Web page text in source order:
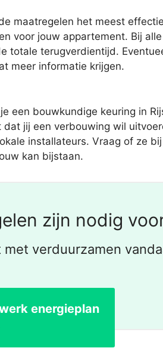
maatregelen het meest
voor jouw appartement. Bij
totale terugverdientijd.
meer informatie krijgen.
een bouwkundige keuring in
jij een verbouwing wil
installateurs. Vraag of ze
kan bijstaan.
zijn nodig
verduurzamen
energieplan